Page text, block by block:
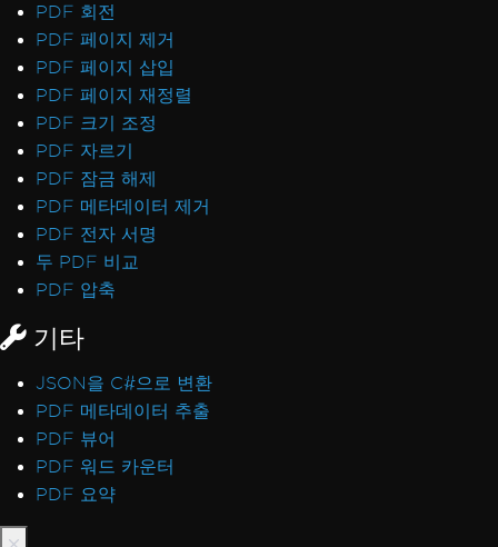
PDF 회전
PDF 페이지 제거
PDF 페이지 삽입
PDF 페이지 재정렬
PDF 크기 조정
PDF 자르기
PDF 잠금 해제
PDF 메타데이터 제거
PDF 전자 서명
두 PDF 비교
PDF 압축
기타
JSON을 C#으로 변환
PDF 메타데이터 추출
PDF 뷰어
PDF 워드 카운터
PDF 요약